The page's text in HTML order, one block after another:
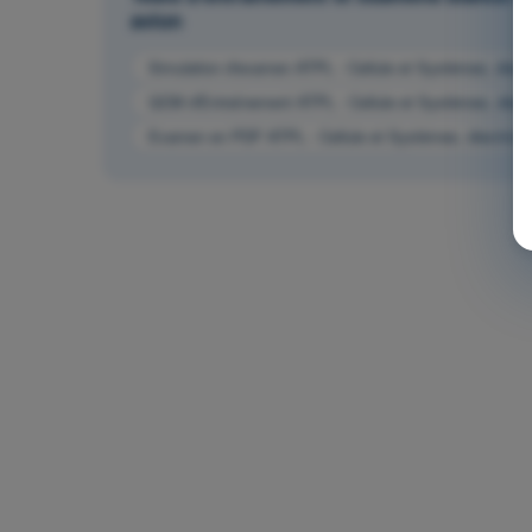
avion
Simulation d'examen ATPL - Cellule et Systèmes,
QCM d'Entraînement ATPL - Cellule et Systèmes,
Examen en PDF ATPL - Cellule et Systèmes,